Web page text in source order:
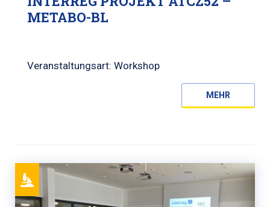
METABO-BL
Veranstaltungsart: Workshop
MEHR